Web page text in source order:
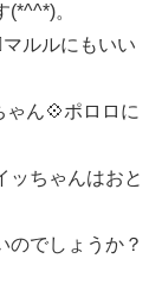
。
ルルにもいい
ん💠ポロロに
ッちゃんはおと
のでしょうか？